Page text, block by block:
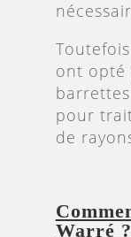
ont opté
pour
de
Warré ?